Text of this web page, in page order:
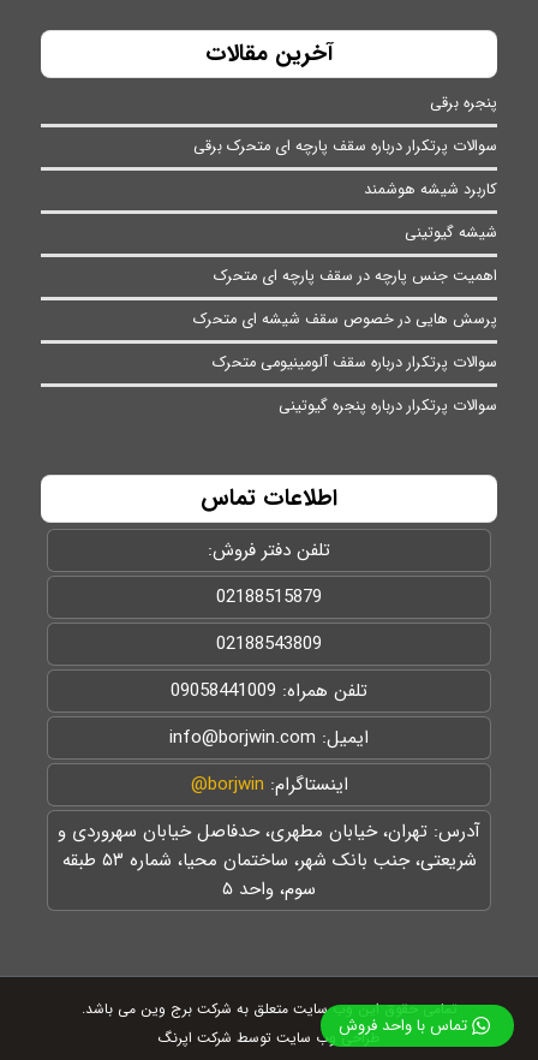
آخرین مقالات
پنجره برقی
سوالات پرتکرار درباره سقف پارچه ای متحرک برقی
کاربرد شیشه هوشمند
شیشه گیوتینی
اهمیت جنس پارچه در سقف پارچه ای متحرک
پرسش هایی در خصوص سقف شیشه ای متحرک
سوالات پرتکرار درباره سقف آلومینیومی متحرک
سوالات پرتکرار درباره پنجره گیوتینی
اطلاعات تماس
تلفن دفتر فروش:
02188515879
02188543809
تلفن همراه: 09058441009
ایمیل: info@borjwin.com
اینستاگرام: borjwin@
آدرس: تهران، خیابان مطهری، حدفاصل خیابان سهروردی و
شریعتی، جنب بانک شهر، ساختمان محیا، شماره ۵۳ طبقه
سوم، واحد ۵
تمامی حقوق این وب سایت متعلق به شرکت برج وین می باشد.
طراحی وب سایت توسط شرکت اپرنگتماس با واحد فروش